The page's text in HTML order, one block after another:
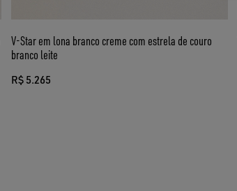
V-Star em lona branco creme com estrela de couro
branco leite
R$ 5.265